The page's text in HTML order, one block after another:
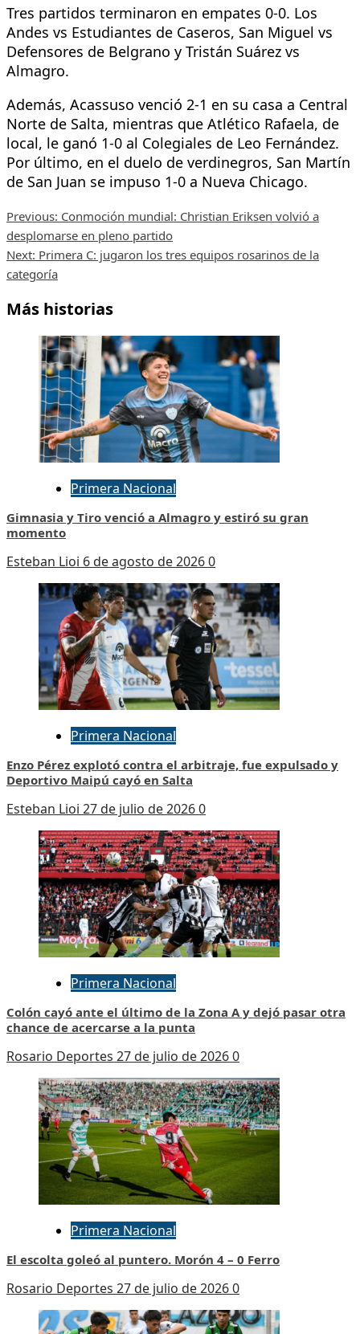
Tres partidos terminaron en empates 0-0. Los
Andes vs Estudiantes de Caseros, San Miguel vs
Defensores de Belgrano y Tristán Suárez vs
Almagro.
Además, Acassuso venció 2-1 en su casa a Central
Norte de Salta, mientras que Atlético Rafaela, de
local, le ganó 1-0 al Colegiales de Leo Fernández.
Por último, en el duelo de verdinegros, San Martín
de San Juan se impuso 1-0 a Nueva Chicago.
Post
navigation
Previous: Conmoción mundial: Christian Eriksen volvió a
desplomarse en pleno partido
Next: Primera C: jugaron los tres equipos rosarinos de la
categoría
Más historias
Primera Nacional
Gimnasia y Tiro venció a Almagro y estiró su gran
momento
Esteban Lioi 6 de agosto de 20260
Primera Nacional
Enzo Pérez explotó contra el arbitraje, fue expulsado y
Deportivo Maipú cayó en Salta
Esteban Lioi 27 de julio de 20260
Primera Nacional
Colón cayó ante el último de la Zona A y dejó pasar otra
chance de acercarse a la punta
Rosario Deportes 27 de julio de 20260
Primera Nacional
El escolta goleó al puntero. Morón 4 – 0 Ferro
Rosario Deportes 27 de julio de 20260